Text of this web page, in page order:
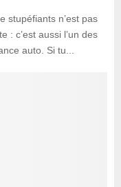
stupéfiants n’est pas
: c’est aussi l’un des
auto. Si tu...